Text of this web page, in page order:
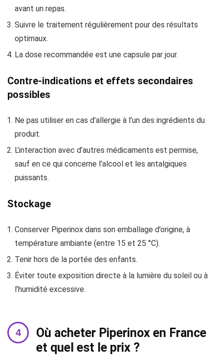
avant un repas.
Suivre le traitement régulièrement pour des résultats
optimaux.
La dose recommandée est une capsule par jour.
Contre-indications et effets secondaires
possibles
Ne pas utiliser en cas d’allergie à l’un des ingrédients du
produit.
L’interaction avec d’autres médicaments est permise,
sauf en ce qui concerne l’alcool et les antalgiques
puissants.
Stockage
Conserver Piperinox dans son emballage d’origine, à
température ambiante (entre 15 et 25 °C).
Tenir hors de la portée des enfants.
Éviter toute exposition directe à la lumière du soleil ou à
l’humidité excessive.
Où acheter Piperinox en France
et quel est le prix ?